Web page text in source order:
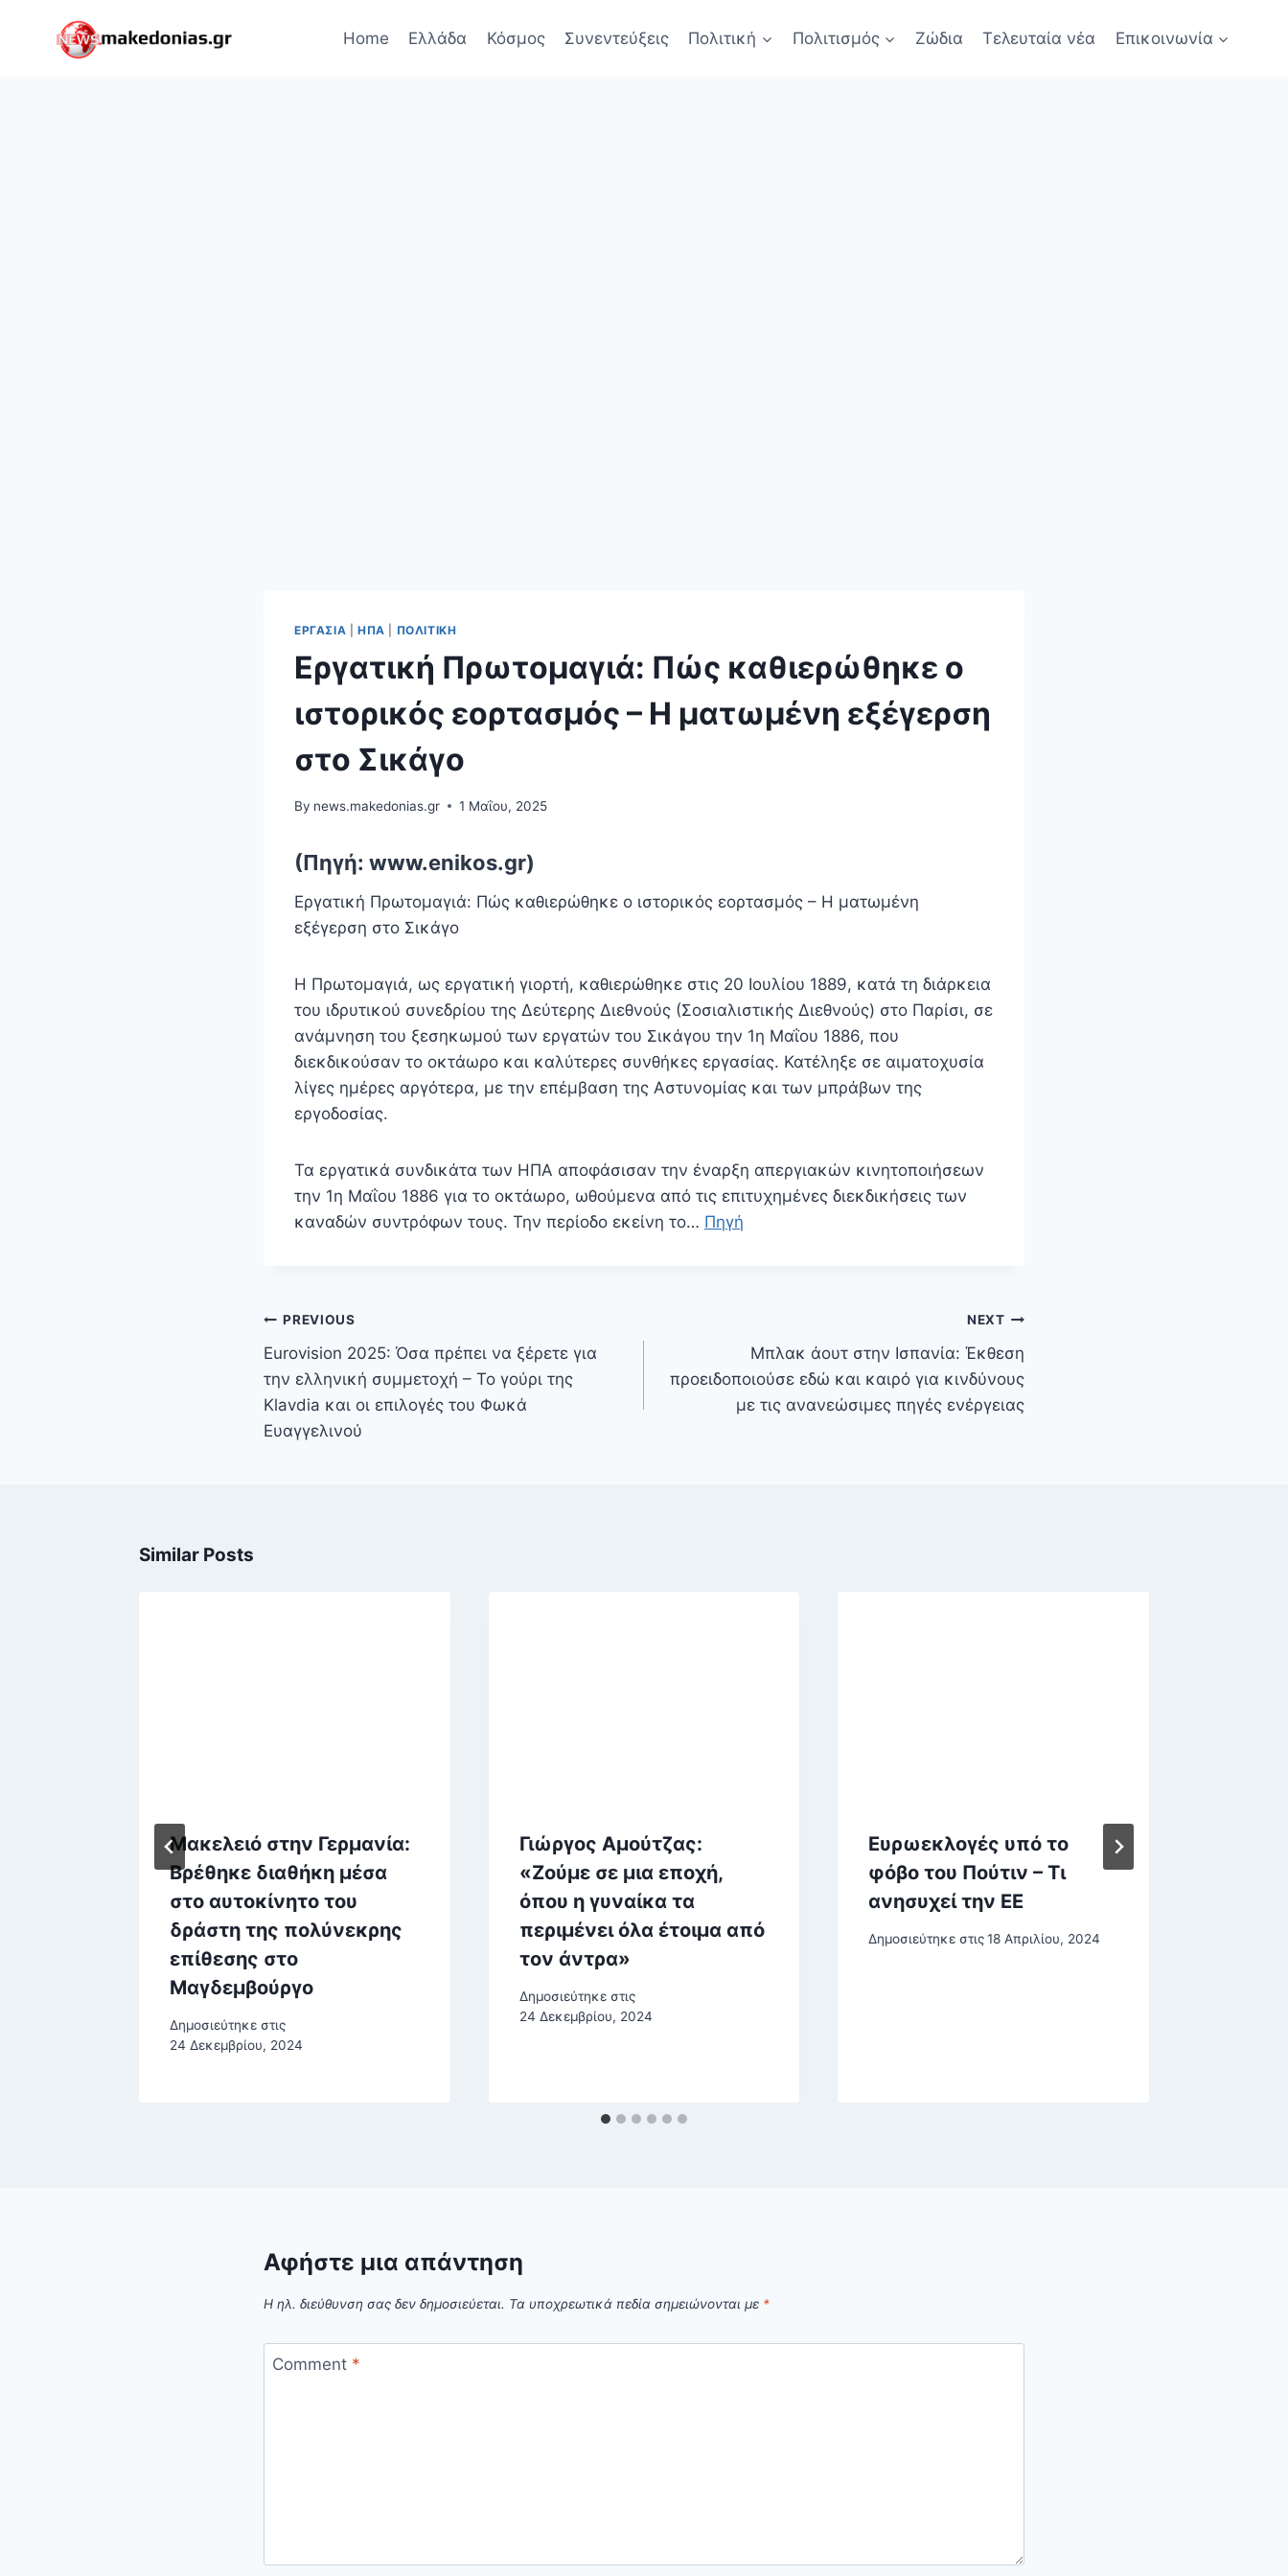
Home Ελλάδα Κόσμος Συνεντεύξεις Πολιτική Πολιτισμός Ζώδια Τελευταία νέα Επικοινωνία
ΕΡΓΑΣΊΑ ΗΠΑ ΠΟΛΙΤΙΚΉ
Εργατική Πρωτομαγιά: Πώς καθιερώθηκε ο
ιστορικός εορτασμός – Η ματωμένη εξέγερση
στο Σικάγο
By news.makedonias.gr 1 Μαΐου, 2025
(Πηγή: www.enikos.gr)
Εργατική Πρωτομαγιά: Πώς καθιερώθηκε ο ιστορικός εορτασμός – Η ματωμένη
εξέγερση στο Σικάγο
Η Πρωτομαγιά, ως εργατική γιορτή, καθιερώθηκε στις 20 Ιουλίου 1889, κατά τη διάρκεια
του ιδρυτικού συνεδρίου της Δεύτερης Διεθνούς (Σοσιαλιστικής Διεθνούς) στο Παρίσι, σε
ανάμνηση του ξεσηκωμού των εργατών του Σικάγου την 1η Μαΐου 1886, που
διεκδικούσαν το οκτάωρο και καλύτερες συνθήκες εργασίας. Κατέληξε σε αιματοχυσία
λίγες ημέρες αργότερα, με την επέμβαση της Αστυνομίας και των μπράβων της
εργοδοσίας.
Τα εργατικά συνδικάτα των ΗΠΑ αποφάσισαν την έναρξη απεργιακών κινητοποιήσεων
την 1η Μαΐου 1886 για το οκτάωρο, ωθούμενα από τις επιτυχημένες διεκδικήσεις των
καναδών συντρόφων τους. Την περίοδο εκείνη το… Πηγή
Πλοήγηση
άρθρων
PREVIOUS
Eurovision 2025: Όσα πρέπει να ξέρετε για
την ελληνική συμμετοχή – Το γούρι της
Klavdia και οι επιλογές του Φωκά
Ευαγγελινού
NEXT
Μπλακ άουτ στην Ισπανία: Έκθεση
προειδοποιούσε εδώ και καιρό για κινδύνους
με τις ανανεώσιμες πηγές ενέργειας
Similar Posts
Μακελειό στην Γερμανία:
Βρέθηκε διαθήκη μέσα
στο αυτοκίνητο του
δράστη της πολύνεκρης
επίθεσης στο
Μαγδεμβούργο
Δημοσιεύτηκε στις
24 Δεκεμβρίου, 2024
Γιώργος Αμούτζας:
«Ζούμε σε μια εποχή,
όπου η γυναίκα τα
περιμένει όλα έτοιμα από
τον άντρα»
Δημοσιεύτηκε στις
24 Δεκεμβρίου, 2024
Ευρωεκλογές υπό το
φόβο του Πούτιν – Τι
ανησυχεί την ΕΕ
Δημοσιεύτηκε στις 18 Απριλίου, 2024
Αφήστε μια απάντηση
Η ηλ. διεύθυνση σας δεν δημοσιεύεται. Τα υποχρεωτικά πεδία σημειώνονται με *
Comment *